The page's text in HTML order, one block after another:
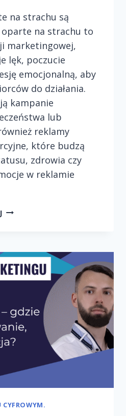
na strachu są
oparte na strachu to
marketingowej,
lęk, poczucie
emocjonalną, aby
do działania.
kampanie
lub
reklamy
które budzą
zdrowia czy
w reklamie
CZY
STRACHU
SĄ
ETYCZNE?
CYFROWYM.